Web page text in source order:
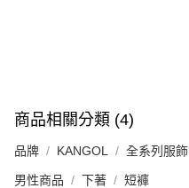
商品相關分類 (4)
品牌 KANGOL 全系列服飾
男性商品 下著 短褲